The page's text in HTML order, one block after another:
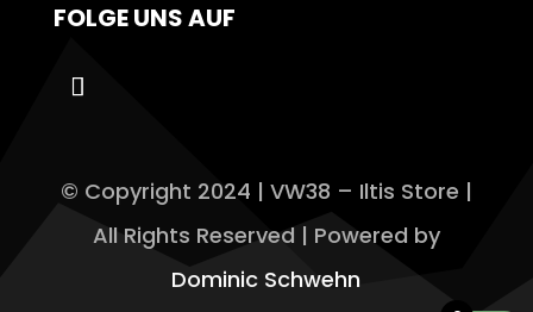
FOLGE UNS AUF
© Copyright 2024 | VW38 – Iltis Store |
All Rights Reserved | Powered by
Dominic Schwehn